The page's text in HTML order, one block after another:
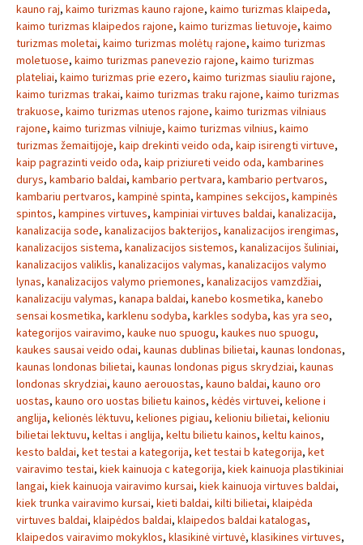
kauno raj, kaimo turizmas kauno rajone, kaimo turizmas klaipeda,
kaimo turizmas klaipedos rajone, kaimo turizmas lietuvoje, kaimo
turizmas moletai, kaimo turizmas molėtų rajone, kaimo turizmas
moletuose, kaimo turizmas panevezio rajone, kaimo turizmas
plateliai, kaimo turizmas prie ezero, kaimo turizmas siauliu rajone,
kaimo turizmas trakai, kaimo turizmas traku rajone, kaimo turizmas
trakuose, kaimo turizmas utenos rajone, kaimo turizmas vilniaus
rajone, kaimo turizmas vilniuje, kaimo turizmas vilnius, kaimo
turizmas žemaitijoje, kaip drekinti veido oda, kaip isirengti virtuve,
kaip pagrazinti veido oda, kaip priziureti veido oda, kambarines
durys, kambario baldai, kambario pertvara, kambario pertvaros,
kambariu pertvaros, kampinė spinta, kampines sekcijos, kampinės
spintos, kampines virtuves, kampiniai virtuves baldai, kanalizacija,
kanalizacija sode, kanalizacijos bakterijos, kanalizacijos irengimas,
kanalizacijos sistema, kanalizacijos sistemos, kanalizacijos šuliniai,
kanalizacijos valiklis, kanalizacijos valymas, kanalizacijos valymo
lynas, kanalizacijos valymo priemones, kanalizacijos vamzdžiai,
kanalizaciju valymas, kanapa baldai, kanebo kosmetika, kanebo
sensai kosmetika, karklenu sodyba, karkles sodyba, kas yra seo,
kategorijos vairavimo, kauke nuo spuogu, kaukes nuo spuogu,
kaukes sausai veido odai, kaunas dublinas bilietai, kaunas londonas,
kaunas londonas bilietai, kaunas londonas pigus skrydziai, kaunas
londonas skrydziai, kauno aerouostas, kauno baldai, kauno oro
uostas, kauno oro uostas bilietu kainos, kėdės virtuvei, kelione i
anglija, kelionės lėktuvu, keliones pigiau, kelioniu bilietai, kelioniu
bilietai lektuvu, keltas i anglija, keltu bilietu kainos, keltu kainos,
kesto baldai, ket testai a kategorija, ket testai b kategorija, ket
vairavimo testai, kiek kainuoja c kategorija, kiek kainuoja plastikiniai
langai, kiek kainuoja vairavimo kursai, kiek kainuoja virtuves baldai,
kiek trunka vairavimo kursai, kieti baldai, kilti bilietai, klaipėda
virtuves baldai, klaipėdos baldai, klaipedos baldai katalogas,
klaipedos vairavimo mokyklos, klasikinė virtuvė, klasikines virtuves,